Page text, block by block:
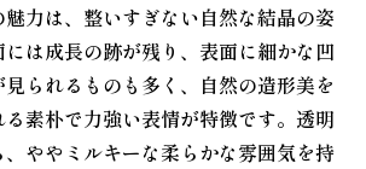
力は、整いすぎない自然な結晶の姿
は成長の跡が残り、表面に細かな凹
られるものも多く、自然の造形美を
素朴で力強い表情が特徴です。透明
ややミルキーな柔らかな雰囲気を持